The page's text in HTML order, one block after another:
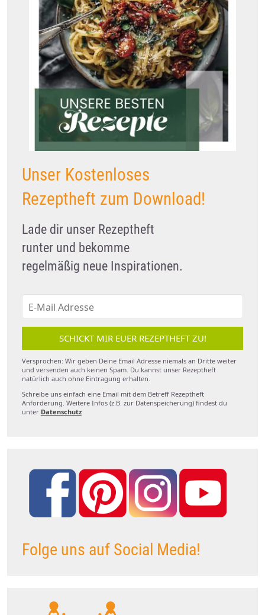
Unser Kostenloses
Rezeptheft zum Download!
Lade dir unser Rezeptheft
runter und bekomme
regelmäßig neue Inspirationen.
SCHICKT MIR EUER REZEPTHEFT ZU!
Versprochen: Wir geben Deine Email Adresse niemals an Dritte weiter
und versenden auch keinen Spam. Du kannst unser Rezeptheft
natürlich auch ohne Eintragung erhalten.
Schreibe uns einfach eine Email mit dem Betreff Rezeptheft
Anforderung. Weitere Infos (z.B. zur Datenspeicherung) findest du
unter Datenschutz
Folge uns auf Social Media!